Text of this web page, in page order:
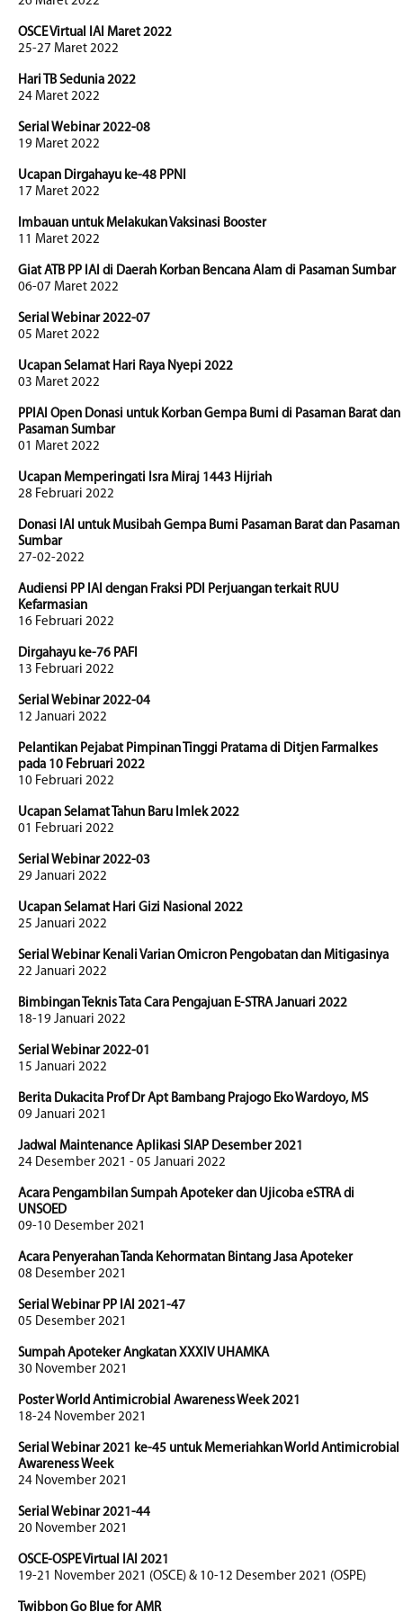
OSCE Virtual IAI Maret 2022
25-27 Maret 2022
Hari TB Sedunia 2022
24 Maret 2022
Serial Webinar 2022-08
19 Maret 2022
Ucapan Dirgahayu ke-48 PPNI
17 Maret 2022
Imbauan untuk Melakukan Vaksinasi Booster
11 Maret 2022
Giat ATB PP IAI di Daerah Korban Bencana Alam di Pasaman Sumbar
06-07 Maret 2022
Serial Webinar 2022-07
05 Maret 2022
Ucapan Selamat Hari Raya Nyepi 2022
03 Maret 2022
PPIAI Open Donasi untuk Korban Gempa Bumi di Pasaman Barat dan
Pasaman Sumbar
01 Maret 2022
Ucapan Memperingati Isra Miraj 1443 Hijriah
28 Februari 2022
Donasi IAI untuk Musibah Gempa Bumi Pasaman Barat dan Pasaman
Sumbar
27-02-2022
Audiensi PP IAI dengan Fraksi PDI Perjuangan terkait RUU
Kefarmasian
16 Februari 2022
Dirgahayu ke-76 PAFI
13 Februari 2022
Serial Webinar 2022-04
12 Januari 2022
Pelantikan Pejabat Pimpinan Tinggi Pratama di Ditjen Farmalkes
pada 10 Februari 2022
10 Februari 2022
Ucapan Selamat Tahun Baru Imlek 2022
01 Februari 2022
Serial Webinar 2022-03
29 Januari 2022
Ucapan Selamat Hari Gizi Nasional 2022
25 Januari 2022
Serial Webinar Kenali Varian Omicron Pengobatan dan Mitigasinya
22 Januari 2022
Bimbingan Teknis Tata Cara Pengajuan E-STRA Januari 2022
18-19 Januari 2022
Serial Webinar 2022-01
15 Januari 2022
Berita Dukacita Prof Dr Apt Bambang Prajogo Eko Wardoyo, MS
09 Januari 2021
Jadwal Maintenance Aplikasi SIAP Desember 2021
24 Desember 2021 - 05 Januari 2022
Acara Pengambilan Sumpah Apoteker dan Ujicoba eSTRA di
UNSOED
09-10 Desember 2021
Acara Penyerahan Tanda Kehormatan Bintang Jasa Apoteker
08 Desember 2021
Serial Webinar PP IAI 2021-47
05 Desember 2021
Sumpah Apoteker Angkatan XXXIV UHAMKA
30 November 2021
Poster World Antimicrobial Awareness Week 2021
18-24 November 2021
Serial Webinar 2021 ke-45 untuk Memeriahkan World Antimicrobial
Awareness Week
24 November 2021
Serial Webinar 2021-44
20 November 2021
OSCE-OSPE Virtual IAI 2021
19-21 November 2021 (OSCE) & 10-12 Desember 2021 (OSPE)
Twibbon Go Blue for AMR